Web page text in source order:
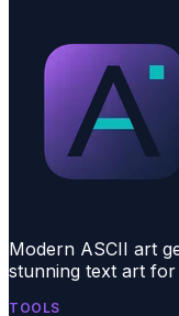
Modern ASCII art
stunning text art for
TOOLS